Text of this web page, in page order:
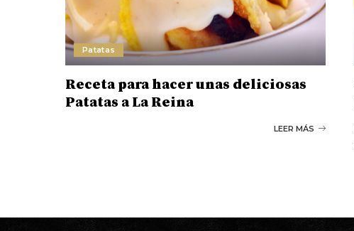
Patatas
Receta para hacer unas deliciosas
Patatas a La Reina
LEER MÁS